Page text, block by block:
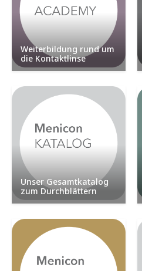
Weiterbildung rund um
die Kontaktlinse
Unser Gesamtkatalog
zum Durchblättern